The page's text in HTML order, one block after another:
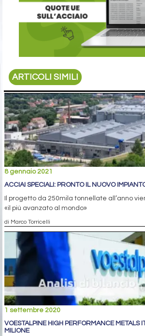
ARTICOLI SIMILI
8 gennaio 2021
ACCIAI SPECIALI: PRONTO IL NUOVO
Il progetto da 250mila tonnellate all’anno
«il più avanzato al mondo»
di Marco Torricelli
1 settembre 2020
VOESTALPINE HIGH PERFORMANCE METALS
MILIONE